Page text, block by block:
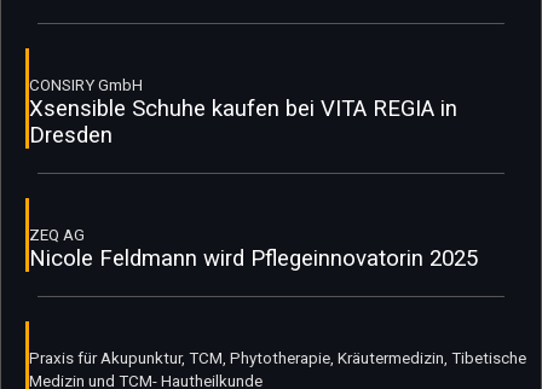
CONSIRY GmbH
Xsensible Schuhe kaufen bei VITA REGIA in
Dresden
ZEQ AG
Nicole Feldmann wird Pflegeinnovatorin 2025
Praxis für Akupunktur, TCM, Phytotherapie, Kräutermedizin, Tibetische
Medizin und TCM- Hautheilkunde